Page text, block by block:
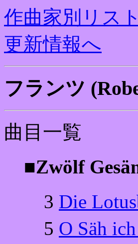
作曲家別リス
更新情報へ
フランツ
曲目一覧
■Zwölf
3 Die
5 O Säh